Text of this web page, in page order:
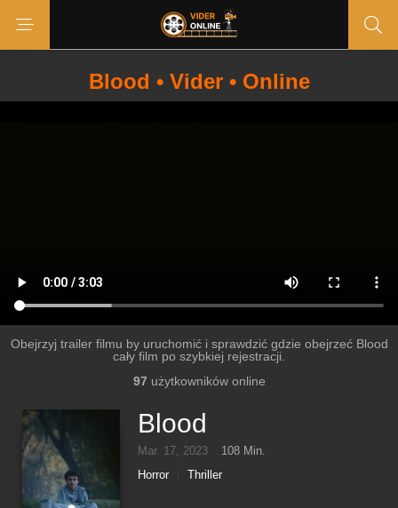
Blood • Vider • Online
Obejrzyj trailer filmu by uruchomić i sprawdzić gdzie obejrzeć Blood
cały film po szybkiej rejestracji.
97 użytkowników online
Blood
Mar. 17, 2023
108 Min.
Horror
Thriller